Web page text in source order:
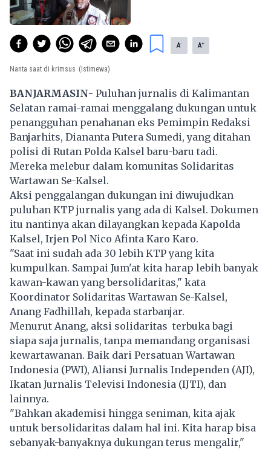
A- A+
Nanta saat di krimsus (Istimewa)
BANJARMASIN- Puluhan jurnalis di Kalimantan
Selatan ramai-ramai menggalang dukungan untuk
penangguhan penahanan eks Pemimpin Redaksi
Banjarhits, Diananta Putera Sumedi, yang ditahan
polisi di Rutan Polda Kalsel baru-baru tadi.
Mereka melebur dalam komunitas Solidaritas
Wartawan Se-Kalsel.
Aksi penggalangan dukungan ini diwujudkan
puluhan KTP jurnalis yang ada di Kalsel. Dokumen
itu nantinya akan dilayangkan kepada Kapolda
Kalsel, Irjen Pol Nico Afinta Karo Karo.
"Saat ini sudah ada 30 lebih KTP yang kita
kumpulkan. Sampai Jum'at kita harap lebih banyak
kawan-kawan yang bersolidaritas," kata
Koordinator Solidaritas Wartawan Se-Kalsel,
Anang Fadhillah, kepada starbanjar.
Menurut Anang, aksi solidaritas terbuka bagi
siapa saja jurnalis, tanpa memandang organisasi
kewartawanan. Baik dari Persatuan Wartawan
Indonesia (PWI), Aliansi Jurnalis Independen (AJI),
Ikatan Jurnalis Televisi Indonesia (IJTI), dan
lainnya.
"Bahkan akademisi hingga seniman, kita ajak
untuk bersolidaritas dalam hal ini. Kita harap bisa
sebanyak-banyaknya dukungan terus mengalir,"